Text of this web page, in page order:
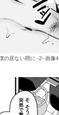
の居ない間に -2- 画像4